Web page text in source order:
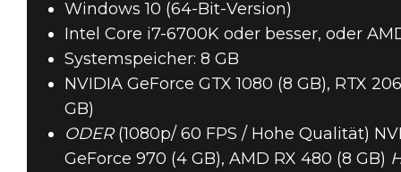
Windows 10 (64-Bit-Version)
Intel Core i7-6700K oder besser, oder
Systemspeicher: 8 GB
NVIDIA GeForce GTX 1080 (8 GB), RTX
GB)
ODER(1080p/ 60 FPS / Hohe Qualität)
GeForce 970 (4 GB), AMD RX 480 (8 GB)